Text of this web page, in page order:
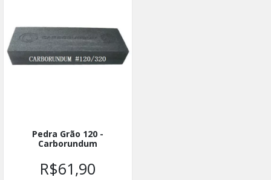
Pedra Grão 120 -
Carborundum
R$61,90